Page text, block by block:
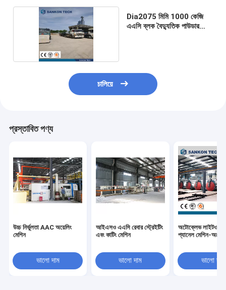
Dia2075 মিমি 1000 কেজি
এএসি ব্লক বৈদ্যুতিক পাউডার
চালিয়ে
প্রস্তাবিত পণ্য
উচ্চ নির্ভুলতা AAC অয়েলিং
মেশিন
ভালো দাম
আইএসও এএসি রেবার স্ট্রেইটিং
এবং কাটিং মেশিন
ভালো দাম
অটোক্লেভ
প্যানেল মেশিন-
ভালো দাম